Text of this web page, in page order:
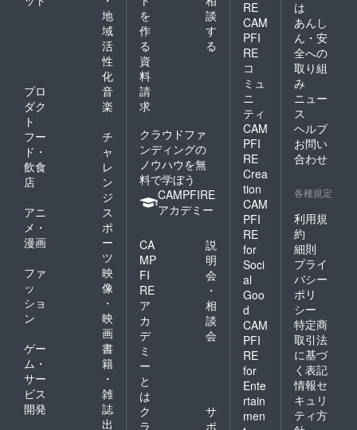
地
域
活
性
化
プロ
ダク
ト
音
楽
フー
ド・
飲食
店
チ
ャ
レ
ン
ジ
アニ
メ・
漫画
ス
ポ
ー
ツ
ファ
ッ
ショ
ン
映
像
・
映
画
ゲー
ム・
サー
ビス
開発
書
籍
・
雑
誌
出
を
作
る
談
す
る
資
料
請
求
クラウドファ
ンディングの
ノウハウを無
料で学ぼう
CAMPFIRE
アカデミー
CA
MP
FI
RE
ア
カ
デ
ミ
ー
と
は
説
明
会
・
相
談
会
ク
ラ
サ
ポ
RE
CAM
PFI
RE
コ
ミュ
ニ
ティ
CAM
PFI
RE
Crea
tion
CAM
PFI
RE
for
Soci
al
Goo
d
CAM
PFI
RE
for
Ente
rtain
men
は
あんし
ん・安
全への
取り組
み
ニュー
ス
ヘルプ
お問い
合わせ
各種規定
利用規
約
細則
プライ
バシー
ポリ
シー
特定商
取引法
に基づ
く表記
情報セ
キュリ
ティ方